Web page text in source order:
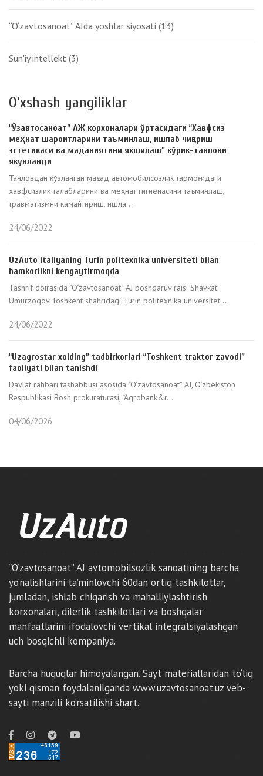
“O‘zavtosanoat” AJda yoshlar siyosati (13)
Sun'iy intellekt (3)
O'xshash yangiliklar
“Ўзавтосаноат” АЖ корхоналари ўртасидаги “Хавфсиз
меҳнат шароитларини таъминлаш, ишлаб чиқариш
эстетикаси ва маданиятини яхшилаш” кўрик-танлови
якунланди
Танловдан кўзланган мақсад автомобилсозлик тармоғидаги
хавфсизлик талабларини ва меҳнат гигиенасини таъминлаш,
травматизмни камайтириш, ишла...
24/06/2022
UzAuto Italiyaning Turin politexnika universiteti bilan
hamkorlikni kengaytirmoqda
Tashrif doirasida “O‘zavtosanoat” AJ boshqaruv raisi Shavkat
Umurzoqov Toshkent shahridagi Turin politexnika universitet...
24/06/2022
“Uzagrostar xolding” tadbirkorlari “Toshkent traktor zavodi”
faoliyati bilan tanishdi
Davlat rahbari tashabbusi asosida “O‘zavtosanoat” AJ, O‘zbekiston
Respublikasi Bosh prokuraturasi, “Agrobank&r...
04/06/2026
“O‘zavtosanoat” AJ avtomobilsozlik sanoatining barcha
yo‘nalishlarini ta’minlovchi 60dan ortiq tashkilotlar,
jumladan, ishlab chiqarish va mahalliylashtirish
korxonalari, dilerlik tashkilotlari va boshqalar
manfaatlarini ifodalovchi vertikal integratsiyalashgan
uch bosqichli kompaniya.
Barcha huquqlar himoyalangan. Sayt materiallaridan to‘liq
yoki qisman foydalanilganda www.uzavtosanoat.uz veb-
sayti manzili ko‘rsatilishi shart.